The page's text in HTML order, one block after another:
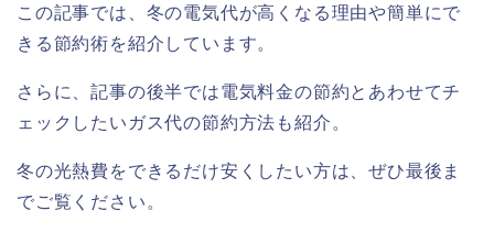
この記事では、冬の電気代が高くなる理由や簡単にで
きる節約術を紹介しています。
さらに、記事の後半では電気料金の節約とあわせてチ
ェックしたいガス代の節約方法も紹介。
冬の光熱費をできるだけ安くしたい方は、ぜひ最後ま
でご覧ください。